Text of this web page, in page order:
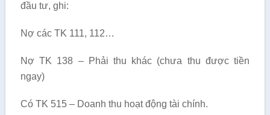
đầu tư, ghi:
Nợ các TK 111, 112…
Nợ TK 138 – Phải thu khác (chưa thu được tiền
ngay)
Có TK 515 – Doanh thu hoạt động tài chính.